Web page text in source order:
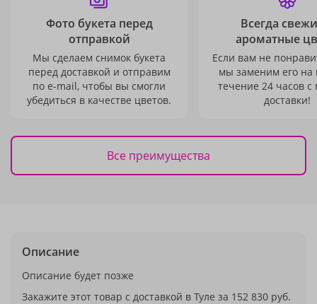
Фото букета перед
отправкой
Мы сделаем снимок букета
перед доставкой и отправим
по e-mail, чтобы вы смогли
убедиться в качестве цветов.
Всегда
ароматные
Если вам не
мы заменим его на
течение 24 часов с
доставки!
Все преимущества
Описание
Описание будет позже
Закажите этот товар с доставкой в Туле за 152 830 руб.